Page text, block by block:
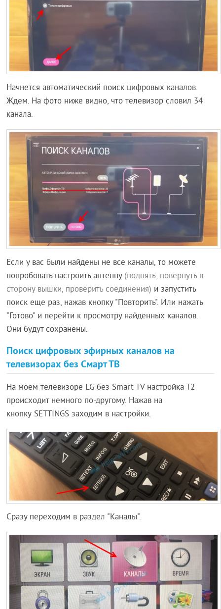
Начнется автоматический поиск цифровых каналов.
Ждем. На фото ниже видно, что телевизор словил 34
канала.
Если у вас были найдены не все каналы, то можете
попробовать настроить антенну (поднять, повернуть в
сторону вышки, проверить соединения) и запустить
поиск еще раз, нажав кнопку "Повторить". Или нажать
"Готово" и перейти к просмотру найденных каналов.
Они будут сохранены.
Поиск цифровых эфирных каналов на
телевизорах без Смарт ТВ
На моем телевизоре LG без Smart TV настройка Т2
происходит немного по-другому. Нажав на
кнопку SETTINGS заходим в настройки.
Сразу переходим в раздел "Каналы".